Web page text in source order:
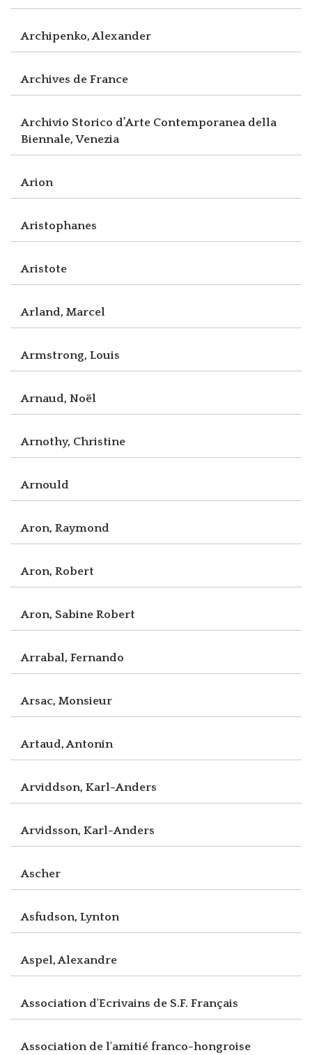
Archipenko, Alexander
Archives de France
Archivio Storico d’Arte Contemporanea della
Biennale, Venezia
Arion
Aristophanes
Aristote
Arland, Marcel
Armstrong, Louis
Arnaud, Noël
Arnothy, Christine
Arnould
Aron, Raymond
Aron, Robert
Aron, Sabine Robert
Arrabal, Fernando
Arsac, Monsieur
Artaud, Antonin
Arviddson, Karl-Anders
Arvidsson, Karl-Anders
Ascher
Asfudson, Lynton
Aspel, Alexandre
Association d'Ecrivains de S.F. Français
Association de l'amitié franco-hongroise